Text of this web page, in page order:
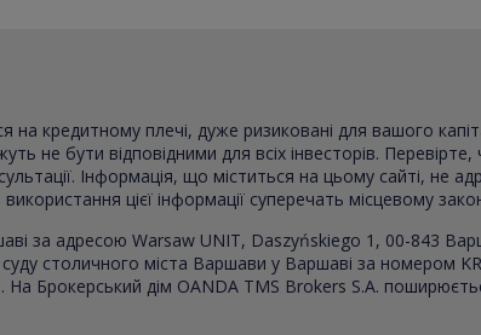
кредитному плечі, дуже ризиковані для вашого
не бути відповідними для всіх інвесторів.
Інформація, що міститься на цьому сайті, не
цієї інформації суперечать місцевому
за адресою Warsaw UNIT, Daszyńskiego 1, 00-843
столичного міста Варшави у Варшаві за номером
Брокерський дім OANDA TMS Brokers S.A.